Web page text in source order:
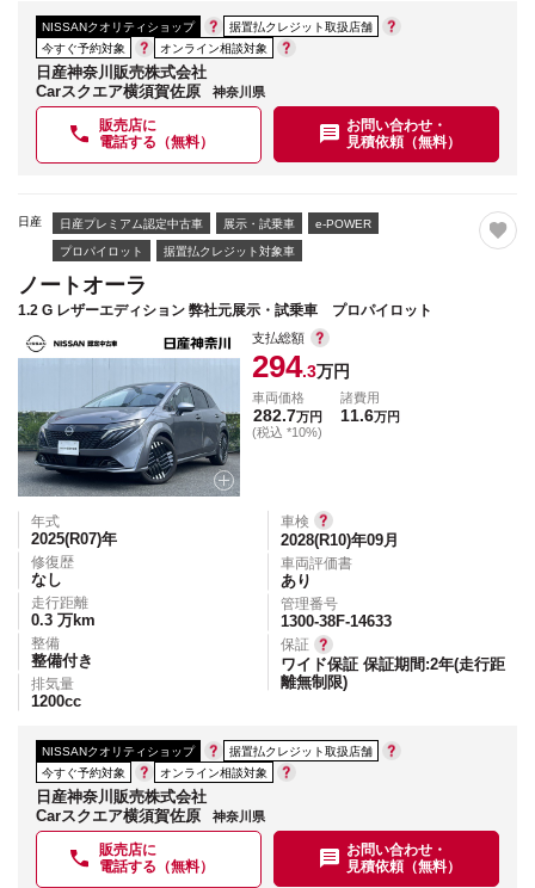
NISSANクオリティショップ
据置払クレジット取扱店舗
今すぐ予約対象
オンライン相談対象
日産神奈川販売株式会社
Carスクエア横須賀佐原
神奈川県
販売店に
電話する（無料）
お問い合わせ・
見積依頼（無料）
日産 日産プレミアム認定中古車 展示・試乗車 e-POWER
プロパイロット 据置払クレジット対象車
ノートオーラ
1.2 G レザーエディション 弊社元展示・試乗車 プロパイロット
支払総額
294.3万円
車両価格
282.7万円
(税込 *10%)
諸費用
11.6万円
年式
2025(R07)年
修復歴
なし
走行距離
0.3 万km
整備
整備付き
排気量
1200cc
車検
2028(R10)年09月
車両評価書
あり
管理番号
1300-38F-14633
保証
ワイド保証 保証期間:2年(走行距
離無制限)
NISSANクオリティショップ
据置払クレジット取扱店舗
今すぐ予約対象
オンライン相談対象
日産神奈川販売株式会社
Carスクエア横須賀佐原
神奈川県
販売店に
電話する（無料）
お問い合わせ・
見積依頼（無料）